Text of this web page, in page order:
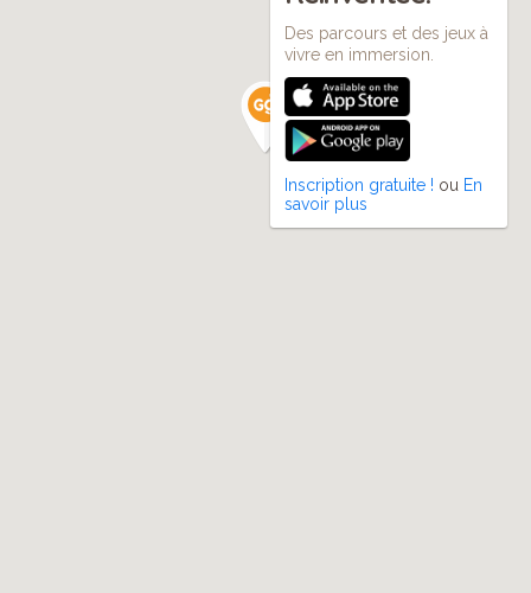
Des parcours et des jeux à
vivre en immersion.
Inscription gratuite ! ou En
savoir plus